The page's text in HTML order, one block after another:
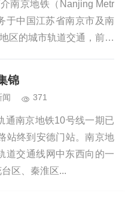
南京地铁（Nanjing Metr
于中国江苏省南京市及南
区的城市轨道交通，前身
月...
锦
闻 371
通南京地铁10号线一期已
站终到安德门站。南京地
道交通线网中东西向的一
区、秦淮区...